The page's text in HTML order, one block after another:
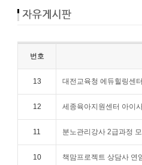
번호
13 대전교육청 에듀힐링센
12 세종육아지원센터 아이
11 분노관리강사 2급과정
10 책맘프로젝트 상담사 연